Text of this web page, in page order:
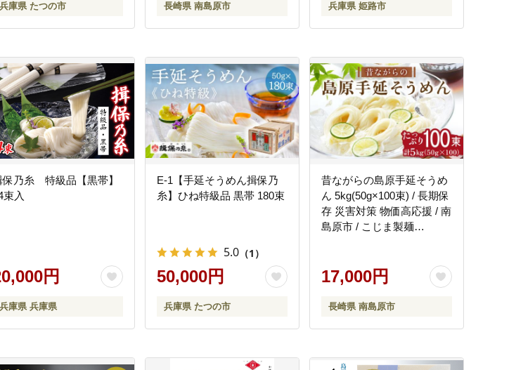
兵庫県 たつの市 長崎県 南島原市 兵庫県 姫路市
保乃糸 特級品【黒帯】
束入
円
兵庫県 兵庫県
E-1【手延そうめん揖保乃
糸】ひね特級品 黒帯 180束
5.0 （1）
50,000円
兵庫県 たつの市
昔ながらの島原手延そうめ
ん 5kg(50g×100束) / 長期保
存 災害対策 物価高応援 / 南
島原市 / こじま製麺
17,000円
長崎県 南島原市